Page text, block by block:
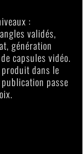
:
validés,
génération
capsules vidéo.
dans le
passe